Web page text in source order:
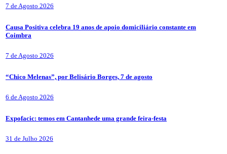
7 de Agosto 2026
Causa Positiva celebra 19 anos de apoio domiciliário constante em
Coimbra
7 de Agosto 2026
“Chico Melenas”, por Belisário Borges, 7 de agosto
6 de Agosto 2026
Expofacic: temos em Cantanhede uma grande feira-festa
31 de Julho 2026